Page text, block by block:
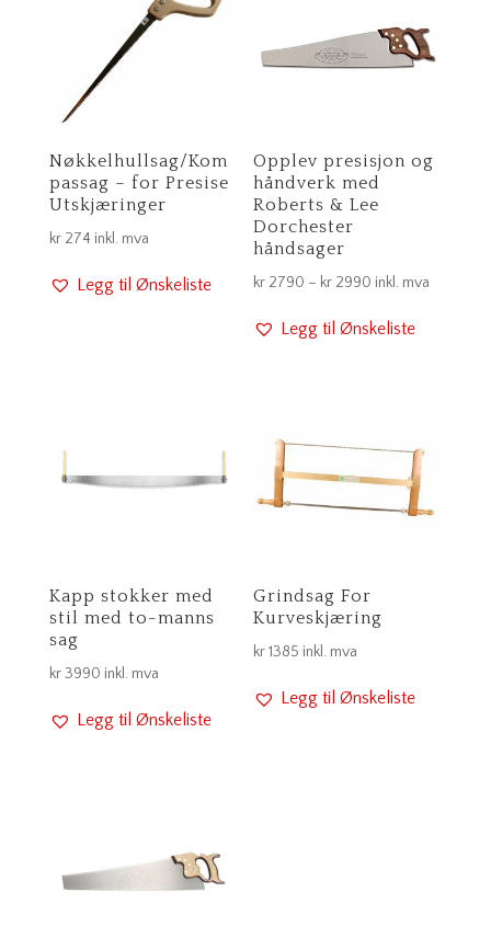
Nøkkelhullsag/Kom
passag – for Presise
Utskjæringer
kr274 inkl. mva
Legg til Ønskeliste
Opplev presisjon og
håndverk med
Roberts & Lee
Dorchester
håndsager
kr 2790 – kr 2990 Prisområde:
til
inkl. mva
Legg til Ønskeliste
Kapp stokker med
stil med to-manns
sag
kr3990 inkl. mva
Legg til Ønskeliste
Grindsag For
Kurveskjæring
kr1385 inkl. mva
Legg til Ønskeliste